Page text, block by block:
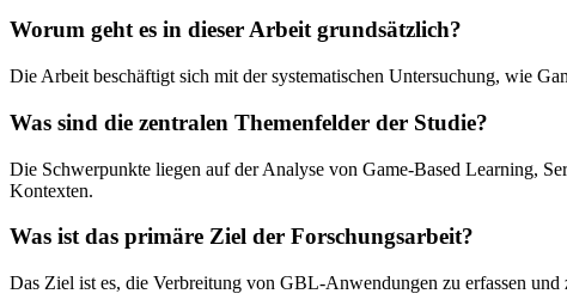
Worum geht es in dieser Arbeit grundsätzlich?
Die Arbeit beschäftigt sich mit der systematischen Untersuchung, wie
Was sind die zentralen Themenfelder der Studie?
Die Schwerpunkte liegen auf der Analyse von Game-Based Learning,
Kontexten.
Was ist das primäre Ziel der Forschungsarbeit?
Das Ziel ist es, die Verbreitung von GBL-Anwendungen zu erfassen